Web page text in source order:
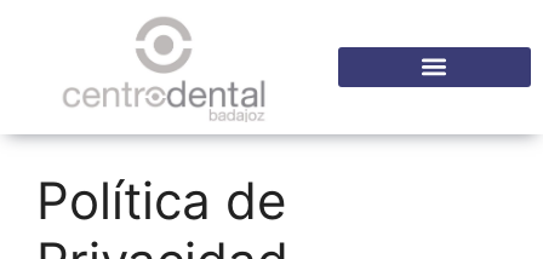
Política de